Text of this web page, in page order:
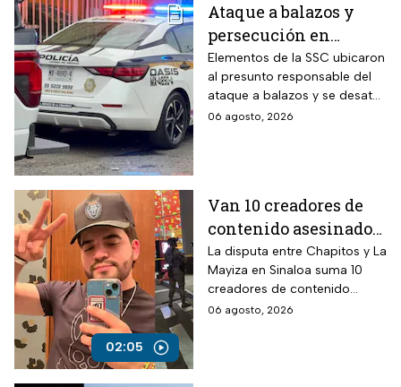
Ataque a balazos y
persecución en
Álvaro Obregón,
CDMX, hoy 6 de agosto
Elementos de la SSC ubicaron
al presunto responsable del
ataque a balazos y se desató
una persecución
06 agosto, 2026
02:05
Van 10 creadores de
contenido asesinados
desde la guerra entre
Chapitos y La Mayiza
La disputa entre Chapitos y La
Mayiza en Sinaloa suma 10
creadores de contenido
asesinados desde septiembre
06 agosto, 2026